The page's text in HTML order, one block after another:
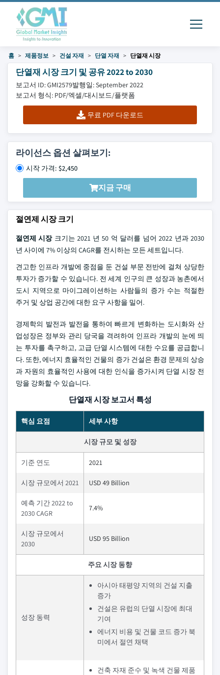
홈 제품정보 건설 자재 단열 자재 단열재 시장
단열재 시장 크기 및 공유 2022 to 2030
보고서 ID: GMI2579발행일: September 2022
보고서 형식: PDF/엑셀/대시보드/플랫폼
무료 PDF 다운로드
라이선스 옵션 살펴보기:
시작 가격: $2,450
지금 구매
절연제 시장 크기
절연제 시장크기는 2021 년 50 억 달러를 넘어 2022 년과 2030
년 사이에 7% 이상의 CAGR를 전시하는 모든 세트입니다.
견고한 인프라 개발에 중점을 둔 건설 부문 전반에 걸쳐 상당한
투자가 증가할 수 있습니다. 전 세계 인구의 큰 성장과 농촌에서
도시 지역으로 마이그레이션하는 사람들의 증가 수는 적절한
주거 및 상업 공간에 대한 요구 사항을 밀어.
경제학의 발전과 발전을 통하여 빠르게 변화하는 도시화와 산
업성장은 정부와 관리 당국을 격려하여 인프라 개발의 눈에 띄
는 투자를 촉구하고, 고급 단열 시스템에 대한 수요를 공급합니
다. 또한, 에너지 효율적인 건물의 증가 건설은 환경 문제의 상승
과 자원의 효율적인 사용에 대한 인식을 증가시켜 단열 시장 전
망을 강화할 수 있습니다.
단열재 시장 보고서 특성
핵심 요점 세부 사항
시장 규모 및 성장
기준 연도 2021
시장 규모에서 2021 USD 49 Billion
예측 기간 2022 to
2030 CAGR
7.4%
시장 규모에서
2030
USD 95 Billion
주요 시장 동향
성장 동력
아시아 태평양 지역의 건설 지출
증가
건설은 유럽의 단열 시장에 최대
기여
에너지 비용 및 건물 코드 증가 북
미에서 절연 채택
건축 자재 준수 및 녹색 건물 제품